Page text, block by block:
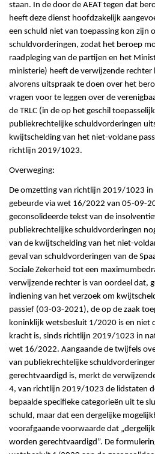
staan. In de door de AEAT tegen dat
heeft deze dienst hoofdzakelijk
een schuld niet van toepassing kon zijn
schuldvorderingen, zodat het beroep
raadpleging van de partijen en het
ministerie) heeft de verwijzende rechter
alvorens uitspraak te doen over het
vragen voor te leggen over de
de TRLC (in de op het geschil
publiekrechtelijke schuldvorderingen
kwijtschelding van het niet-voldane
richtlijn 2019/1023.
Overweging:
De omzetting van richtlijn 2019/1023 in
gebeurde via wet 16/2022 van 05-09-
geconsolideerde tekst van de
publiekrechtelijke schuldvorderingen
van de kwijtschelding van het niet-
geval van schuldvorderingen van de
Sociale Zekerheid tot een
verwijzende rechter is van oordeel dat,
indiening van het verzoek om
passief (03-03-2021), de op de zaak
koninklijk wetsbesluit 1/2020 is en niet
kracht is, sinds richtlijn 2019/1023 in
wet 16/2022. Aangaande de twijfels
van publiekrechtelijke
gerechtvaardigd is, merkt de
4, van richtlijn 2019/1023 de lidstaten
bepaalde specifieke categorieën uit te
schuld, maar dat een dergelijke
voorafgaande voorwaarde dat
worden gerechtvaardigd”. De